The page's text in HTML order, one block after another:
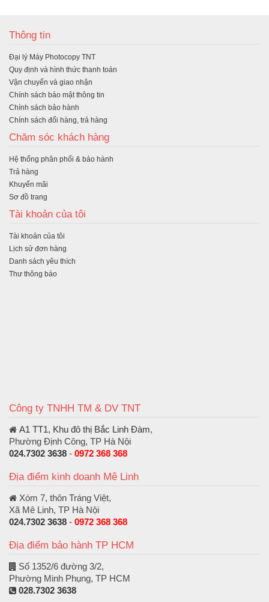
Thông tin
Đại lý Máy Photocopy TNT
Quy định và hình thức thanh toán
Vận chuyển và giao nhận
Chính sách bảo mật thông tin
Chính sách bảo hành
Chính sách đổi hàng, trả hàng
Chăm sóc khách hàng
Hệ thống phân phối & bảo hành
Trả hàng
Khuyến mãi
Sơ đồ trang
Tài khoản của tôi
Tài khoản của tôi
Lịch sử đơn hàng
Danh sách yêu thích
Thư thông báo
Công ty TNHH TM & DV TNT
A1 TT1, Khu đô thị Bắc Linh Đàm,
Phường Định Công, TP Hà Nội
024.7302 3638 - 0972 368 368
Địa điểm kinh doanh Mê Linh
Xóm 7, thôn Tráng Việt,
Xã Mê Linh, TP Hà Nội
024.7302 3638 - 0972 368 368
Địa điểm bảo hành TP HCM
Số 1352/6 đường 3/2,
Phường Minh Phụng, TP HCM
028.7302 3638